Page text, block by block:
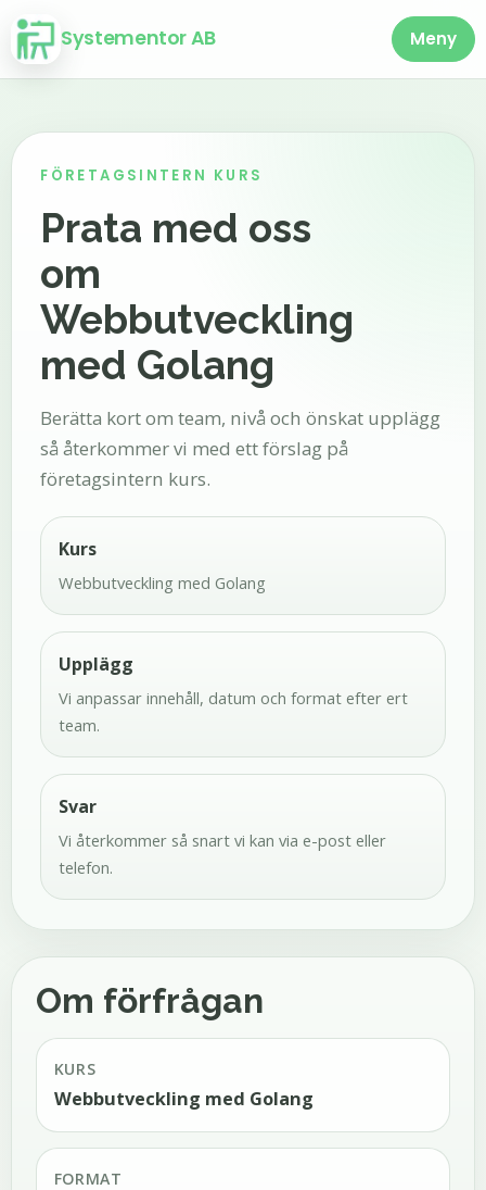
Systementor AB Meny
FÖRETAGSINTERN KURS
Prata med oss
om
Webbutveckling
med Golang
Berätta kort om team, nivå och önskat upplägg
så återkommer vi med ett förslag på
företagsintern kurs.
Kurs
Webbutveckling med Golang
Upplägg
Vi anpassar innehåll, datum och format efter ert
team.
Svar
Vi återkommer så snart vi kan via e-post eller
telefon.
Om förfrågan
KURS
Webbutveckling med Golang
FORMAT